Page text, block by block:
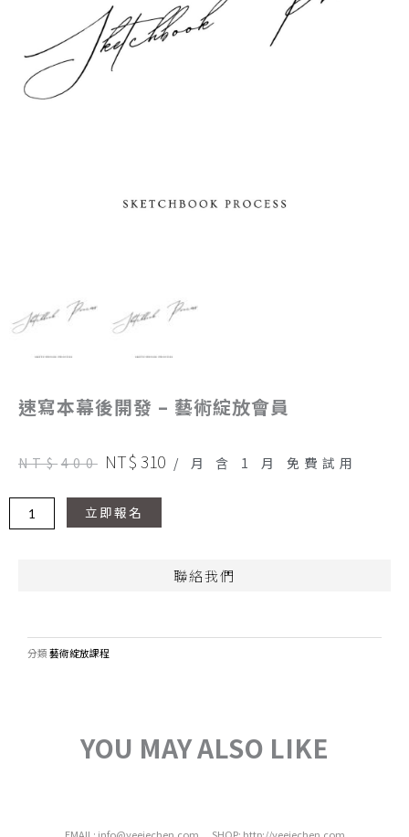
速寫本幕後開發 – 藝術綻放會員
NT$400 NT$310 / 月 含 1 月 免費試用
立即報名
聯絡我們
分類藝術綻放課程
YOU MAY ALSO LIKE